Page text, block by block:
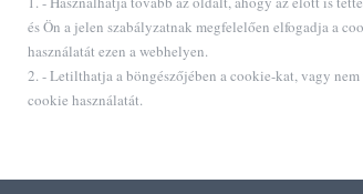
és Ön a jelen szabályzatnak megfelelően elfogadja a
használatát ezen a webhelyen.
2. - Letilthatja a böngészőjében a cookie-kat, vagy nem
cookie használatát.